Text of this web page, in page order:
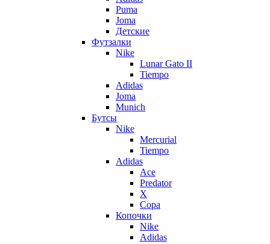
Puma
Joma
Детские
Футзалки
Nike
Lunar Gato II
Tiempo
Adidas
Joma
Munich
Бутсы
Nike
Mercurial
Tiempo
Adidas
Ace
Predator
X
Copa
Копочки
Nike
Adidas